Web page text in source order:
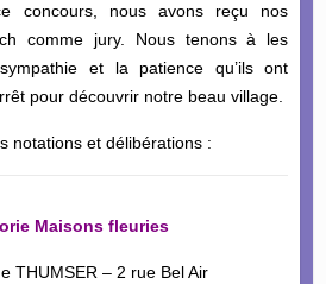
concours, nous avons reçu nos
comme jury. Nous tenons à les
et la patience qu’ils ont
pour découvrir notre beau village.
notations et délibérations :
Maisons fleuries
THUMSER – 2 rue Bel Air